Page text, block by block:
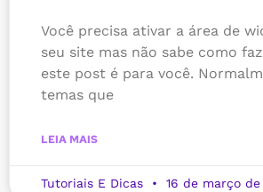
Você precisa ativar a área de
seu site mas não sabe como
este post é para você.
temas que
LEIA MAIS
Tutoriais E Dicas 16 de março